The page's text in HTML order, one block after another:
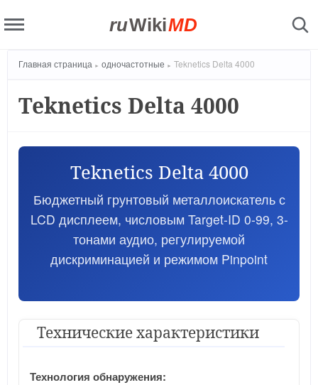
ruWikiMD
Главная страница одночастотные Teknetics Delta 4000
Teknetics Delta 4000
Teknetics Delta 4000
Бюджетный грунтовый металлоискатель с
LCD дисплеем, числовым Target-ID 0-99, 3-
тонами аудио, регулируемой
дискриминацией и режимом Pinpoint
Технические характеристики
Технология обнаружения: